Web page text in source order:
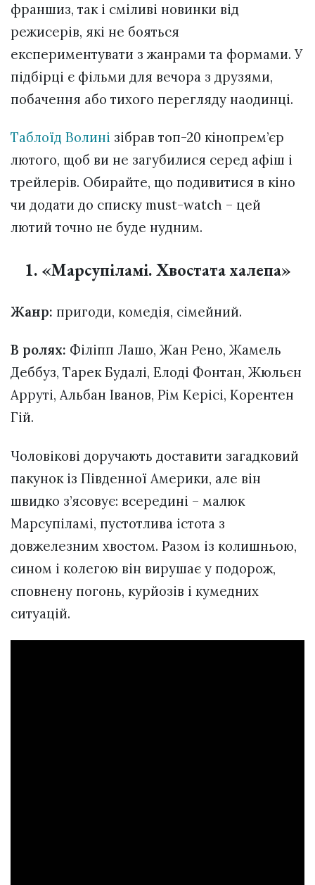
франшиз, так і сміливі новинки від
режисерів, які не бояться
експериментувати з жанрами та формами. У
підбірці є фільми для вечора з друзями,
побачення або тихого перегляду наодинці.
Таблоїд Волині зібрав топ-20 кінопрем’єр
лютого, щоб ви не загубилися серед афіш і
трейлерів. Обирайте, що подивитися в кіно
чи додати до списку must-watch – цей
лютий точно не буде нудним.
1. «Марсупіламі. Хвостата халепа»
Жанр: пригоди, комедія, сімейний.
В ролях: Філіпп Лашо, Жан Рено, Жамель
Деббуз, Тарек Будалі, Елоді Фонтан, Жюльєн
Арруті, Альбан Іванов, Рім Керісі, Корентен
Гій.
Чоловікові доручають доставити загадковий
пакунок із Південної Америки, але він
швидко з’ясовує: всередині – малюк
Марсупіламі, пустотлива істота з
довжелезним хвостом. Разом із колишньою,
сином і колегою він вирушає у подорож,
сповнену погонь, курйозів і кумедних
ситуацій.